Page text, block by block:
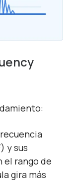
y sus
el rango de
gira más